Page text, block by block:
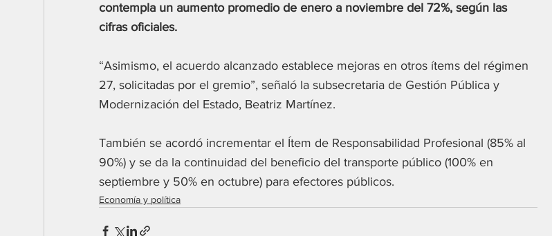
contempla un aumento promedio de enero a noviembre del 72%, según las
cifras oficiales.
“Asimismo, el acuerdo alcanzado establece mejoras en otros ítems del régimen
27, solicitadas por el gremio”, señaló la subsecretaria de Gestión Pública y
Modernización del Estado, Beatriz Martínez.
También se acordó incrementar el Ítem de Responsabilidad Profesional (85% al
90%) y se da la continuidad del beneficio del transporte público (100% en
septiembre y 50% en octubre) para efectores públicos.
Economía y política